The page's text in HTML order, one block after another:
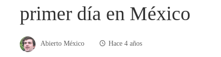
primer día en México
Abierto México Hace 4 años